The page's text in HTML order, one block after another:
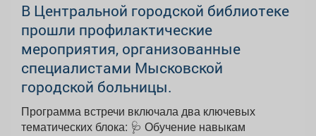
В Центральной городской библиотеке
прошли профилактические
мероприятия, организованные
специалистами Мысковской
городской больницы.
Программа встречи включала два ключевых
тематических блока: 🩺 Обучение навыкам